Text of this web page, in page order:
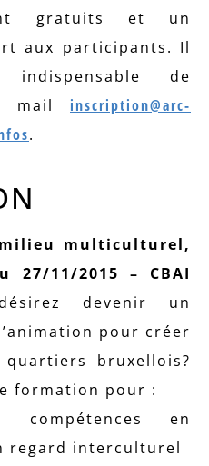
gratuits et un
aux participants. Il
indispensable de
mail inscription@arc-
.
multiculturel,
27/11/2015 – CBAI
devenir un
pour créer
bruxellois?
formation pour :
compétences en
regard interculturel